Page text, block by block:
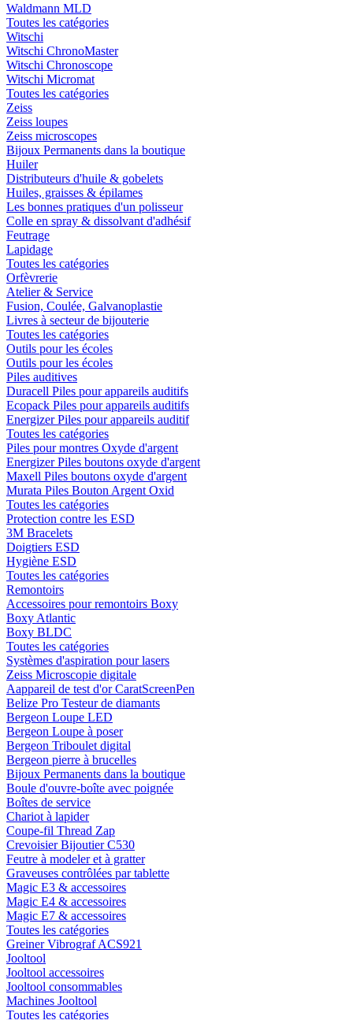
Waldmann MLD
Toutes les catégories
Witschi
Witschi ChronoMaster
Witschi Chronoscope
Witschi Micromat
Toutes les catégories
Zeiss
Zeiss loupes
Zeiss microscopes
Bijoux Permanents dans la boutique
Huiler
Distributeurs d'huile & gobelets
Huiles, graisses & épilames
Les bonnes pratiques d'un polisseur
Colle en spray & dissolvant d'adhésif
Feutrage
Lapidage
Toutes les catégories
Orfèvrerie
Atelier & Service
Fusion, Coulée, Galvanoplastie
Livres à secteur de bijouterie
Toutes les catégories
Outils pour les écoles
Outils pour les écoles
Piles auditives
Duracell Piles pour appareils auditifs
Ecopack Piles pour appareils auditifs
Energizer Piles pour appareils auditif
Toutes les catégories
Piles pour montres Oxyde d'argent
Energizer Piles boutons oxyde d'argent
Maxell Piles boutons oxyde d'argent
Murata Piles Bouton Argent Oxid
Toutes les catégories
Protection contre les ESD
3M Bracelets
Doigtiers ESD
Hygiène ESD
Toutes les catégories
Remontoirs
Accessoires pour remontoirs Boxy
Boxy Atlantic
Boxy BLDC
Toutes les catégories
Systèmes d'aspiration pour lasers
Zeiss Microscopie digitale
Aappareil de test d'or CaratScreenPen
Belize Pro Testeur de diamants
Bergeon Loupe LED
Bergeon Loupe à poser
Bergeon Triboulet digital
Bergeon pierre à brucelles
Bijoux Permanents dans la boutique
Boule d'ouvre-boîte avec poignée
Boîtes de service
Chariot à lapider
Coupe-fil Thread Zap
Crevoisier Bijoutier C530
Feutre à modeler et à gratter
Graveuses contrôlées par tablette
Magic E3 & accessoires
Magic E4 & accessoires
Magic E7 & accessoires
Toutes les catégories
Greiner Vibrograf ACS921
Jooltool
Jooltool accessoires
Jooltool consommables
Machines Jooltool
Toutes les catégories